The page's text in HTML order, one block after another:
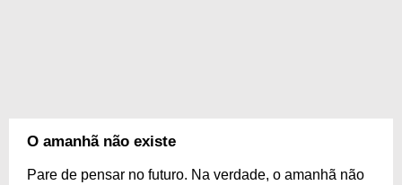
O amanhã não existe
Pare de pensar no futuro. Na verdade, o amanhã não